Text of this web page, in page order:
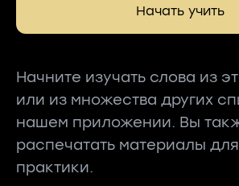
Начать учить
Начните изучать слова из
или из множества других
нашем приложении. Вы
распечатать материалы
практики.